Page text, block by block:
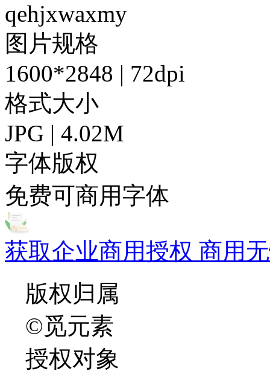
qehjxwaxmy
图片规格
1600*2848 | 72dpi
格式大小
JPG | 4.02M
字体版权
免费可商用字体
获取企业商用授权 商用
版权归属
©觅元素
授权对象